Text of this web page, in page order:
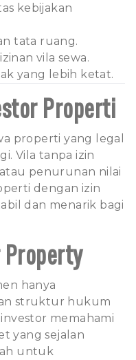
kebijakan
tata ruang.
vila sewa.
yang lebih ketat.
Properti
properti yang legal
Vila tanpa izin
penurunan nilai
dengan izin
dan menarik bagi
hanya
struktur hukum
memahami
yang sejalan
untuk